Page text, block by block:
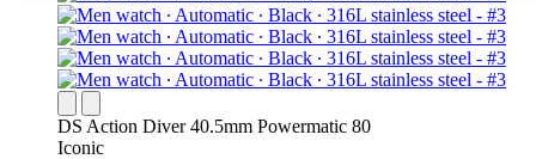
DS Action Diver 40.5mm Powermatic 80
Iconic